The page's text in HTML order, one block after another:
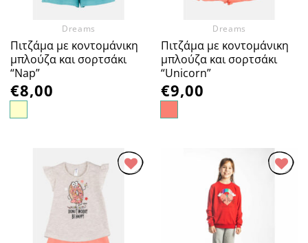
Dreams
Πιτζάμα με κοντομάνικη
μπλούζα και σορτσάκι
“Nap”
€8,00
Dreams
Πιτζάμα με κοντομάνικη
μπλούζα και σορτσάκι
“Unicorn”
€9,00